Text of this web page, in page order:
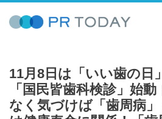
11月8日は「いい歯の日
「国民皆歯科検診」始
なく気づけば「歯周病